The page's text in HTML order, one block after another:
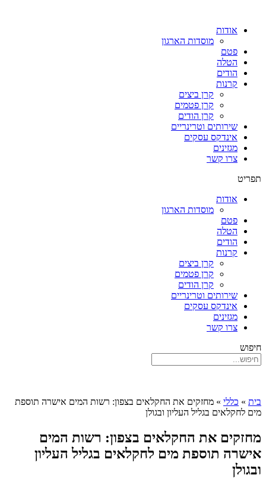
אודות
מוסדות הארגון
פטם
הטלה
הודים
קרנות
קרן ביצים
קרן פטמים
קרן הודים
שירותים וטרינריים
אינדקס עסקים
מגזינים
צרו קשר
תפריט
אודות
מוסדות הארגון
פטם
הטלה
הודים
קרנות
קרן ביצים
קרן פטמים
קרן הודים
שירותים וטרינריים
אינדקס עסקים
מגזינים
צרו קשר
חיפוש
בית » כללי » מחזקים את החקלאים בצפון: רשות המים אישרה תוספת
מים לחקלאים בגליל העליון ובגולן
מחזקים את החקלאים בצפון: רשות המים
אישרה תוספת מים לחקלאים בגליל העליון
ובגולן